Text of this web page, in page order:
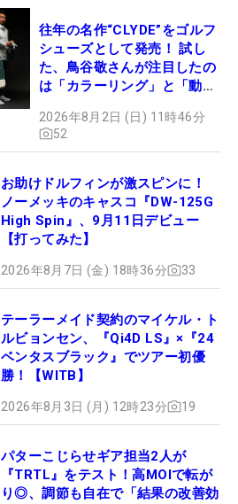
往年の名作“CLYDE”をゴルフ
シューズとして発売！ 試し
た、鳥谷敬さんが注目したの
は「カラーリング」と「動き
2026年8月2日 (日) 11時46分
52
お助けドルフィンが激スピンに！
ノーメッキのキャスコ『DW-125G
High Spin』、9月11日デビュー
【打ってみた】
2026年8月7日 (金) 18時36分 33
テーラーメイド契約のマイケル・ト
ルビョンセン、『Qi4D LS』×『24
ベンタスブラック』でツアー初優
勝！【WITB】
2026年8月3日 (月) 12時23分 19
パターこじらせギア担当2人が
『TRTL』をテスト！高MOIで転が
り◎、調節も自在で「結果の改善効